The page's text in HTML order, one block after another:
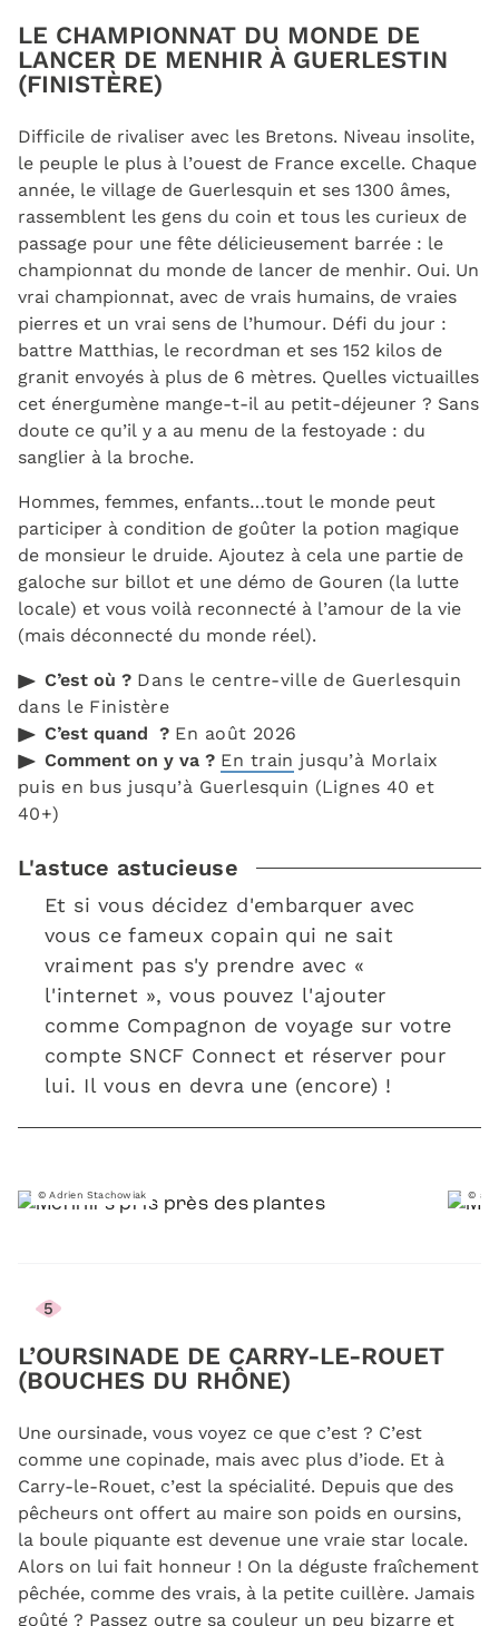
LE CHAMPIONNAT DU MONDE DE
LANCER DE MENHIR À GUERLESTIN
(FINISTÈRE)
Difficile de rivaliser avec les Bretons. Niveau insolite,
le peuple le plus à l’ouest de France excelle. Chaque
année, le village de Guerlesquin et ses 1300 âmes,
rassemblent les gens du coin et tous les curieux de
passage pour une fête délicieusement barrée : le
championnat du monde de lancer de menhir. Oui. Un
vrai championnat, avec de vrais humains, de vraies
pierres et un vrai sens de l’humour. Défi du jour :
battre Matthias, le recordman et ses 152 kilos de
granit envoyés à plus de 6 mètres. Quelles victuailles
cet énergumène mange-t-il au petit-déjeuner ? Sans
doute ce qu’il y a au menu de la festoyade : du
sanglier à la broche.
Hommes, femmes, enfants…tout le monde peut
participer à condition de goûter la potion magique
de monsieur le druide. Ajoutez à cela une partie de
galoche sur billot et une démo de Gouren (la lutte
locale) et vous voilà reconnecté à l’amour de la vie
(mais déconnecté du monde réel).
C’est où ? Dans le centre-ville de Guerlesquin
dans le Finistère
C’est quand ? En août 2026
Comment on y va ? En train jusqu’à Morlaix
puis en bus jusqu’à Guerlesquin (Lignes 40 et
40+)
L'astuce astucieuse
Et si vous décidez d'embarquer avec
vous ce fameux copain qui ne sait
vraiment pas s'y prendre avec «
l'internet », vous pouvez l'ajouter
comme Compagnon de voyage sur votre
compte SNCF Connect et réserver pour
lui. Il vous en devra une (encore) !
© Adrien Stachowiak ©
5
L’OURSINADE DE CARRY-LE-ROUET
(BOUCHES DU RHÔNE)
Une oursinade, vous voyez ce que c’est ? C’est
comme une copinade, mais avec plus d’iode. Et à
Carry-le-Rouet, c’est la spécialité. Depuis que des
pêcheurs ont offert au maire son poids en oursins,
la boule piquante est devenue une vraie star locale.
Alors on lui fait honneur ! On la déguste fraîchement
pêchée, comme des vrais, à la petite cuillère. Jamais
goûté ? Passez outre sa couleur un peu bizarre et